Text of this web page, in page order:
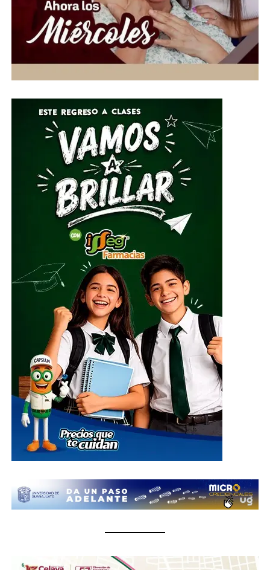
Ante esta situación de emergencia humanitaria, el
Gobierno de la Gente, a través del Voluntariado de la
Gente, habilitó centros de acopio del 1 al 10 de julio en
el Parque Guanajuato Bicentenario, las oficinas del
Por su parte, el Director General del Sistema DIF Estatal
Guanajuato, José Alfonso Borja Pimentel, explicó que se
estarán recibiendo alimentos no perecederos, artículos
de higiene personal, insumos de limpieza y
herramientas, mismos que serán clasificados y
embalados para su posterior entrega al Sistema
Nacional DIF, instancia encargada de coordinar el envío
del apoyo humanitario.
ADVERTISEMENT
El centro de acopio principal estará ubicado en el
Parque Guanajuato Bicentenario, localizado en la
carretera de cuota kilómetro 3.8, comunidad Los
Rodríguez, en el municipio de Silao; además de las
oficinas del Sistema DIF Estatal Guanajuato ubicadas en
Paseo de la Presa # 89-A, Zona Centro, en la ciudad de
Guanajuato; así como en las instalaciones de los 46
Sistemas DIF Municipales del estado, donde las
donaciones podrán entregarse del 1 al 10 de julio, en un
¿Qué se puede donar?